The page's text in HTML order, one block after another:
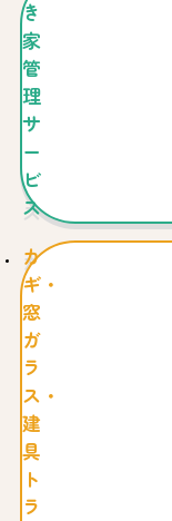
き
家
管
理
サ
ー
ビ
ス
カ
ギ・
窓
ガ
ラ
ス・
建
具
ト
ラ